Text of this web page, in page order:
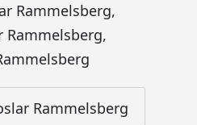
Rammelsberg,
,
Rammelsberg